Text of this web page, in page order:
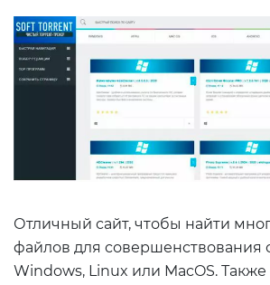
Отличный сайт, чтобы найти
файлов для совершенствования
Windows, Linux или MacOS.